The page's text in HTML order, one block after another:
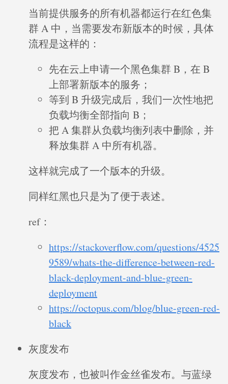
当前提供服务的所有机器都运行在红色集
群 A 中，当需要发布新版本的时候，具体
流程是这样的：
先在云上申请一个黑色集群 B，在 B
上部署新版本的服务；
等到 B 升级完成后，我们一次性地把
负载均衡全部指向 B；
把 A 集群从负载均衡列表中删除，并
释放集群 A 中所有机器。
这样就完成了一个版本的升级。
同样红黑也只是为了便于表述。
ref：
https://stackoverflow.com/questions/4525
9589/whats-the-difference-between-red-
black-deployment-and-blue-green-
deployment
https://octopus.com/blog/blue-green-red-
black
灰度发布
灰度发布，也被叫作金丝雀发布。与蓝绿